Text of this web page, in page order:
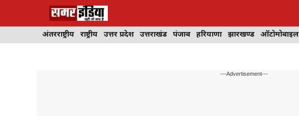
अंतरराष्ट्रीय राष्ट्रीय उत्तर प्रदेश उत्तराखंड पंजाब हरियाणा झारखण्ड ऑटोमोबाइल
---Advertisement---